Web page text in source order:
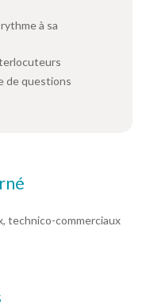
à sa
de questions
technico-commerciaux